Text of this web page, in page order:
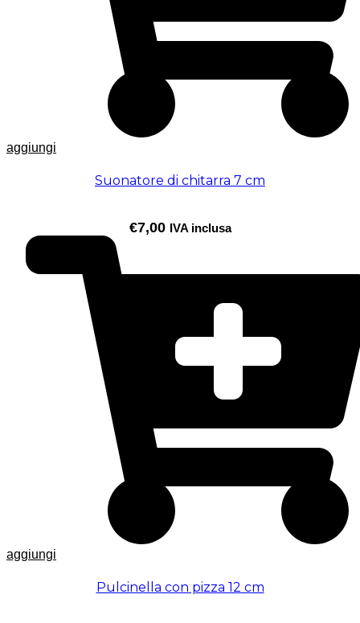
aggiungi
Suonatore di chitarra 7 cm
€7,00 IVA inclusa
aggiungi
Pulcinella con pizza 12 cm